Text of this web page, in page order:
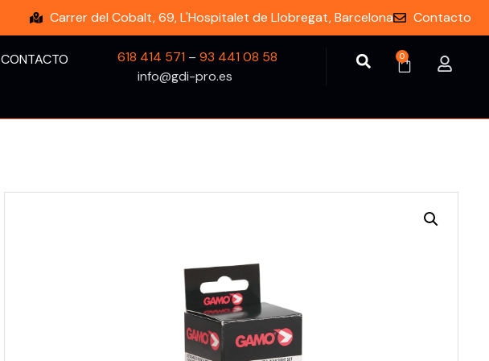
Carrer del Cobalt, 69, L'Hospitalet de Llobregat, Barcelona Contacto
CONTACTO 618 414 571 –93 441 08 58
info@gdi-pro.es
0